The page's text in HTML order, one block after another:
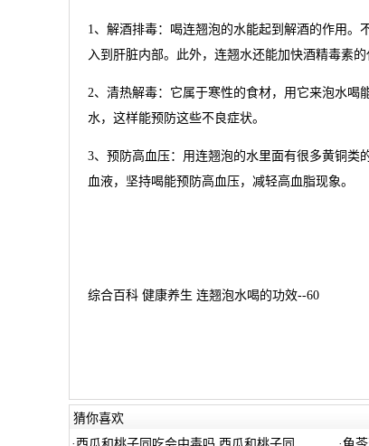
1、解酒排毒：喝连翘泡的水能起到解酒的作用
入到肝脏内部。此外，连翘水还能加快酒精毒素
2、清热解毒：它属于寒性的食材，用它来泡水
水，这样能预防这些不良症状。
3、预防高血压：用连翘泡的水里面有很多黄铜类
血液，坚持喝能预防高血压，减轻高血脂现象。
综合百科 健康养生 连翘泡水喝的功效--60
猜你喜欢